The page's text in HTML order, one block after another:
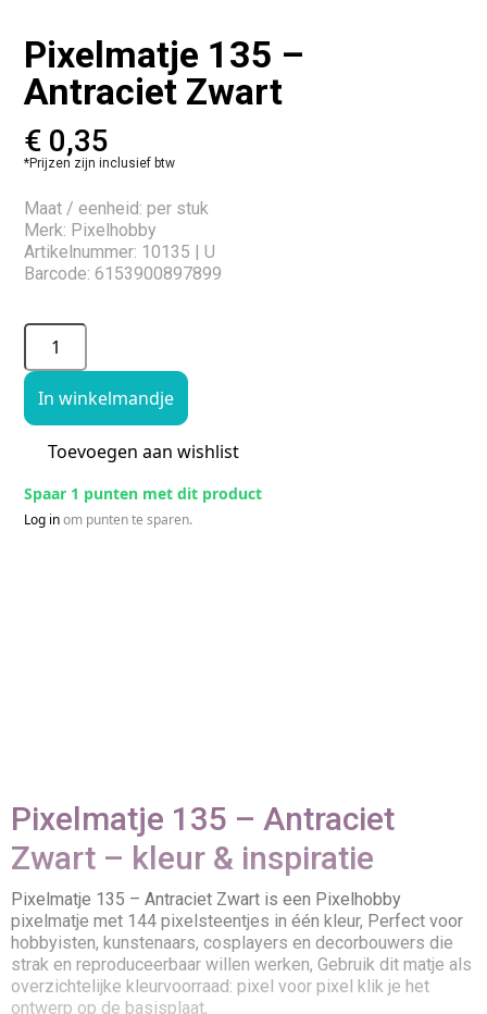
Pixelmatje 135 –
Antraciet Zwart
€ 0,35
*Prijzen zijn inclusief btw
Maat / eenheid: per stuk
Merk: Pixelhobby
Artikelnummer: 10135 | U
Barcode: 6153900897899
In winkelmandje
Toevoegen aan wishlist
Spaar 1 punten met dit product
Log inom punten te sparen.
Pixelmatje 135 – Antraciet
Zwart – kleur & inspiratie
Pixelmatje 135 – Antraciet Zwart is een Pixelhobby
pixelmatje met 144 pixelsteentjes in één kleur, Perfect voor
hobbyisten, kunstenaars, cosplayers en decorbouwers die
strak en reproduceerbaar willen werken, Gebruik dit matje als
overzichtelijke kleurvoorraad: pixel voor pixel klik je het
ontwerp op de basisplaat,